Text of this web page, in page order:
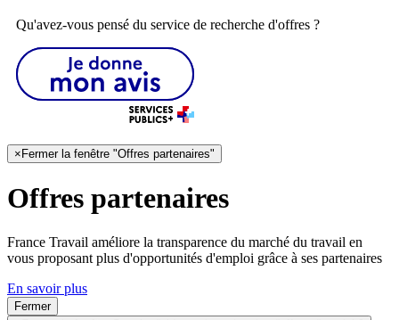
Qu'avez-vous pensé du service de recherche d'offres ?
× Fermer la fenêtre "Offres partenaires"
Offres partenaires
France Travail améliore la transparence du marché du travail en
vous proposant plus d'opportunités d'emploi grâce à ses partenaires
En savoir plus
Fermer